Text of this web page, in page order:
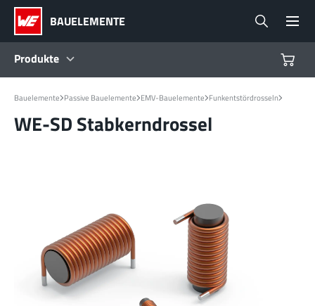
BAUELEMENTE
Produkte
Produkte
Design Kits
Bauelemente Passive Bauelemente EMV-Bauelemente Funkentstördrosseln
WE-SD Stabkerndrossel